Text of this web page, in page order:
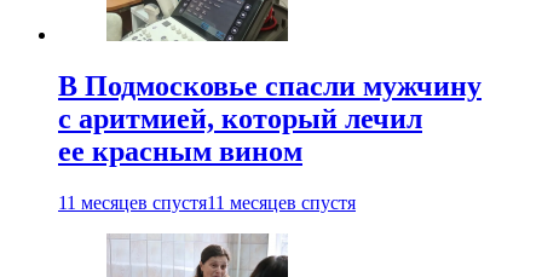
В Подмосковье спасли мужчину
с аритмией, который лечил
ее красным вином
11 месяцев спустя11 месяцев спустя